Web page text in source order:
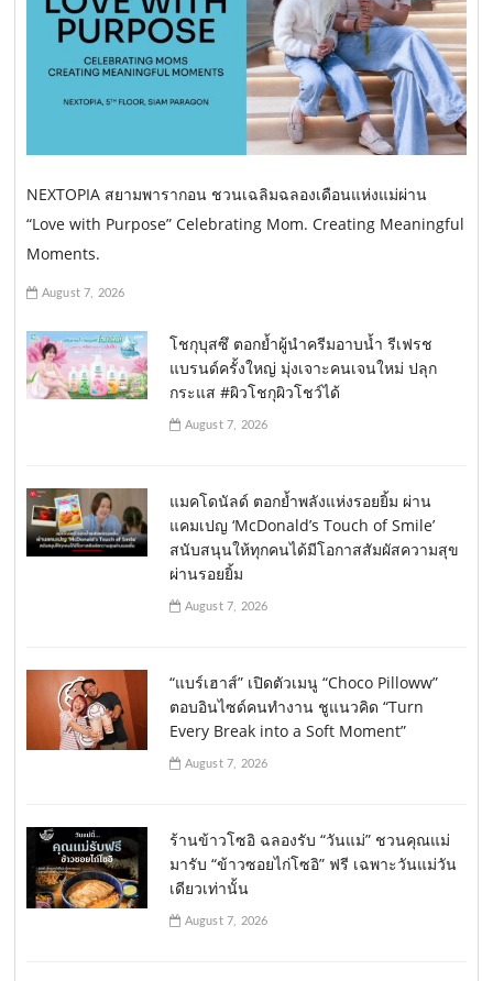
NEXTOPIA สยามพารากอน ชวนเฉลิมฉลองเดือนแห่งแม่ผ่าน
“Love with Purpose” Celebrating Mom. Creating Meaningful
Moments.
August 7, 2026
โชกุบุสซึ ตอกย้ำผู้นำครีมอาบน้ำ รีเฟรช
แบรนด์ครั้งใหญ่ มุ่งเจาะคนเจนใหม่ ปลุก
กระแส #ผิวโชกุผิวโชว์ได้
August 7, 2026
แมคโดนัลด์ ตอกย้ำพลังแห่งรอยยิ้ม ผ่าน
แคมเปญ ‘McDonald’s Touch of Smile’
สนับสนุนให้ทุกคนได้มีโอกาสสัมผัสความสุข
ผ่านรอยยิ้ม
August 7, 2026
“แบร์เฮาส์” เปิดตัวเมนู “Choco Pilloww”
ตอบอินไซด์คนทำงาน ชูแนวคิด “Turn
Every Break into a Soft Moment”
August 7, 2026
ร้านข้าวโซอิ ฉลองรับ “วันแม่” ชวนคุณแม่
มารับ “ข้าวซอยไก่โซอิ” ฟรี เฉพาะวันแม่วัน
เดียวเท่านั้น
August 7, 2026